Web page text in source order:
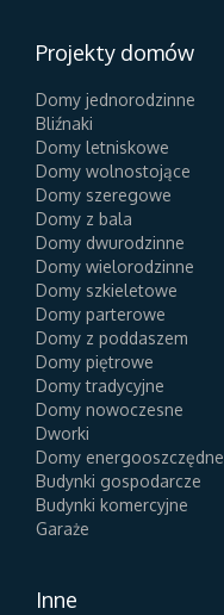
Projekty domów
Domy jednorodzinne
Bliźnaki
Domy letniskowe
Domy wolnostojące
Domy szeregowe
Domy z bala
Domy dwurodzinne
Domy wielorodzinne
Domy szkieletowe
Domy parterowe
Domy z poddaszem
Domy piętrowe
Domy tradycyjne
Domy nowoczesne
Dworki
Domy energooszczędne
Budynki gospodarcze
Budynki komercyjne
Garaże
Inne